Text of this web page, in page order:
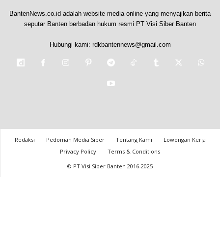
BantenNews.co.id adalah website media online yang menyajikan berita
seputar Banten berbadan hukum resmi PT Visi Siber Banten
Hubungi kami: rdkbantennews@gmail.com
Redaksi Pedoman Media Siber Tentang Kami
Lowongan Kerja
Privacy Policy
Terms & Conditions
© PT Visi Siber Banten 2016-2025